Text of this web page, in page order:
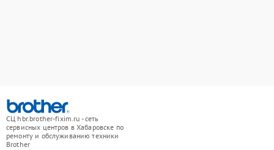
СЦ hbr.brother-fixim.ru - сеть
сервисных центров в Хабаровске по
ремонту и обслуживанию техники
Brother